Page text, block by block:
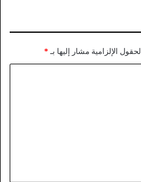
الحقول الإلزامية مشار إليها بـ *